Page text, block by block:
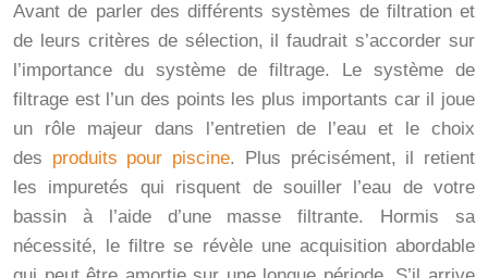
Avant de parler des différents systèmes de filtration et
de leurs critères de sélection, il faudrait s’accorder sur
l’importance du système de filtrage. Le système de
filtrage est l’un des points les plus importants car il joue
un rôle majeur dans l’entretien de l’eau et le choix
des produits pour piscine. Plus précisément, il retient
les impuretés qui risquent de souiller l’eau de votre
bassin à l’aide d’une masse filtrante. Hormis sa
nécessité, le filtre se révèle une acquisition abordable